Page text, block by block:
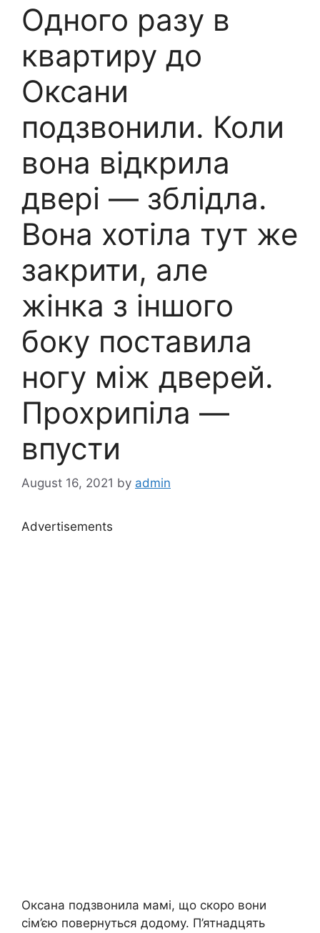
Одного разу в
квартиру до
Оксани
подзвонили. Коли
вона відкрила
двері — зблідла.
Вона хотіла тут же
закрити, але
жінка з іншого
боку поставила
ногу між дверей.
Прохрипіла —
впусти
August 16, 2021 by admin
Advertisements
Оксана подзвонила мамі, що скоро вони
сім’єю повернуться додому. П’ятнадцять